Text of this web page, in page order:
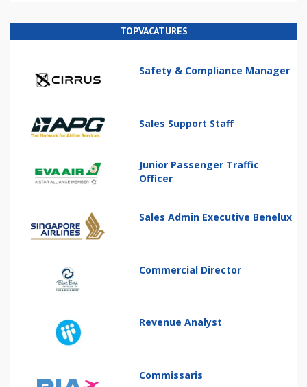
TOPVACATURES
Safety & Compliance Manager
Sales Support Staff
Junior Passenger Traffic
Officer
Sales Admin Executive Benelux
Commercial Director
Revenue Analyst
Commissaris